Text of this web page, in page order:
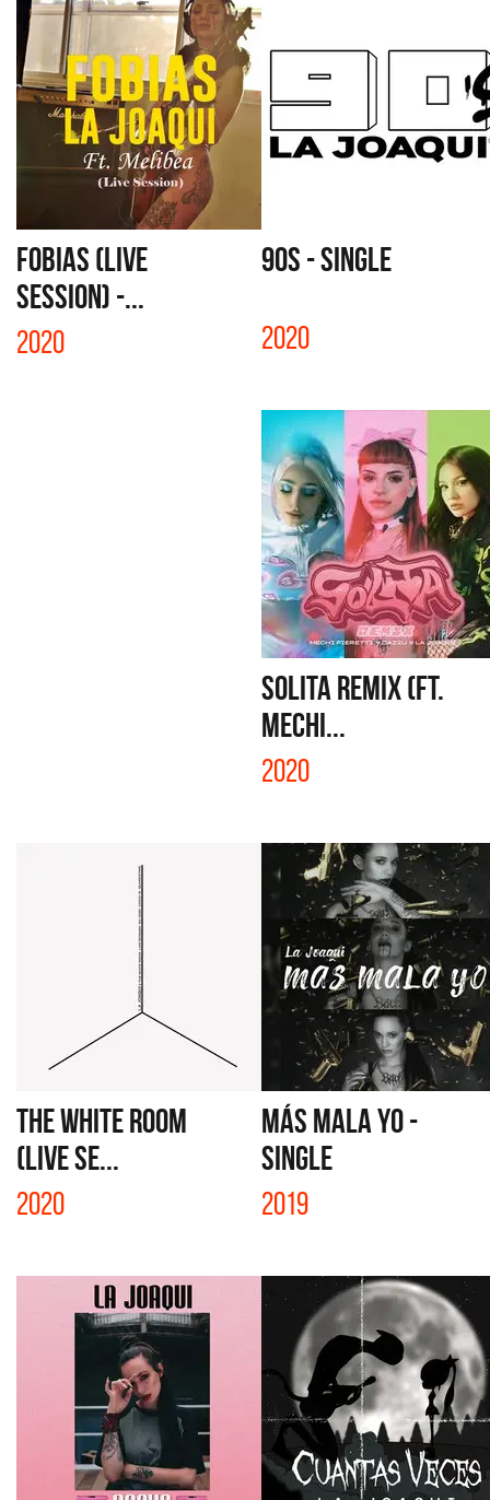
FOBIAS (LIVE
SESSION) -...
2020
90s - SINGLE
2020
SOLITA REMIX (FT.
MECHI...
2020
THE WHITE ROOM
(LIVE SE...
2020
MÁS MALA YO -
SINGLE
2019